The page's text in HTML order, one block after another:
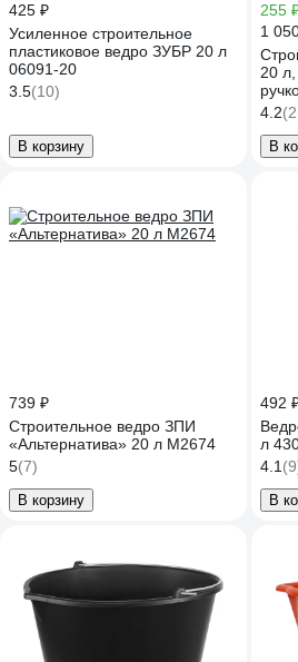
425 ₽
Усиленное строительное
пластиковое ведро ЗУБР 20 л
06091-20
3.5(10)
В корзину
255
1
20
4.2
В
739 ₽
Строительное ведро ЗПИ
«Альтернатива» 20 л М2674
5(7)
В корзину
492
л
4.1
В